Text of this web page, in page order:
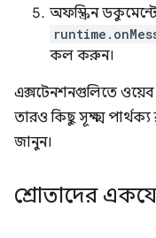
অফস্ক্রিন
কল করুন।
এক্সটেনশনগুলিতে
তারও কিছু সূক্ষ্ম পার্থক্য
জানুন।
শ্রোতাদের